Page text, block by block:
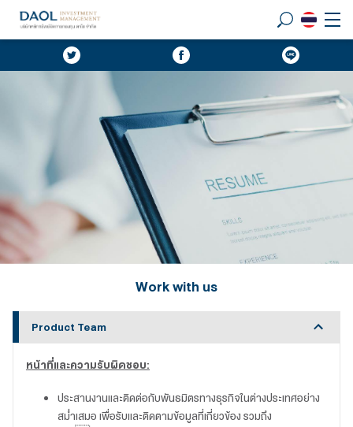
Work with us
Product Team
หน้าที่และความรับผิดชอบ:
ประสานงานและติดต่อกับพันธมิตรทางธุรกิจในต่างประเทศอย่าง
สม่ำเสมอ เพื่อรับและติดตามข้อมูลที่เกี่ยวข้อง รวมถึง